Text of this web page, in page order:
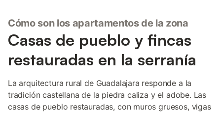
Cómo son los apartamentos de la zona
Casas de pueblo y fincas
restauradas en la serranía
La arquitectura rural de Guadalajara responde a la
tradición castellana de la piedra caliza y el adobe. Las
casas de pueblo restauradas, con muros gruesos, vigas